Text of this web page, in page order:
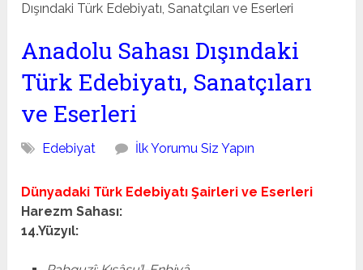
Dışındaki Türk Edebiyatı, Sanatçıları ve Eserleri
Anadolu Sahası Dışındaki
Türk Edebiyatı, Sanatçıları
ve Eserleri
Edebiyat İlk Yorumu Siz Yapın
Dünyadaki Türk Edebiyatı Şairleri ve Eserleri
Harezm Sahası:
14.Yüzyıl: